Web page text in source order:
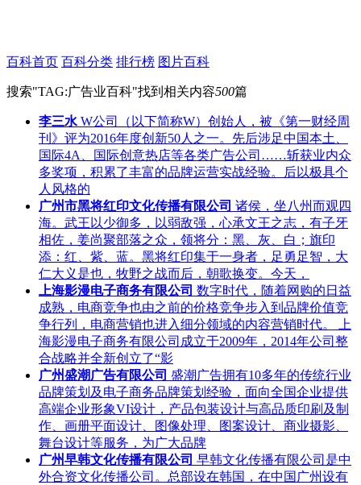
百科首页 百科分类 排行榜 图片百科
搜索"TAG:广告业百科"找到相关内容500篇
李三水 W公司（以下简称W）创始人，被《第一财经周
刊》评为2016年度创新50人之一。先后涉足中国本土、
国际4A、国际创意热店等各类广告公司……斩获业内众
多奖项，积累了丰富的品牌运营实战经验。后以极具个
人风格的
广州市黑将红印文化传播有限公司 诸侯，坐八州而观四
海。武王以少御多，以弱敌强，心承文王之志，有子牙
相佐，姜尚聚部落之众，领将分：黑、灰、白；旗印
添：红、紫、蓝。黑将红印集于一身者，足勇足智，大
仁大义是也，牧野之战而后，朝歌换变。今天，
上海影漫电子商务有限公司 数字时代，随着网购的日益
成熟，电商竞争也由之前的价格竞争步入到品牌价值竞
争行列，电商营销也进入细分领域的内容营销时代。 上
海影漫电子商务有限公司成立于2009年，2014年公司整
合战略并全新创立了“影
广州盛潮广告有限公司 盛潮广告拥有10多年的传统行业
品牌策划及电子商务品牌策划经验，面向全国企业提供
高端企业形象VI设计，产品包装设计与高品质印刷及制
作、画册平面设计、图像处理、图案设计、商业摄影、
舞台设计等服务，为广大品牌
广州早韩文化传播有限公司 早韩文化传播有限公司是中
外合资文化传播公司。总部设在韩国，在中国广州设有